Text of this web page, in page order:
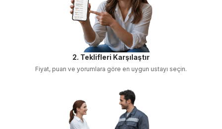
2. Teklifleri Karşılaştır
Fiyat, puan ve yorumlara göre en uygun ustayı seçin.